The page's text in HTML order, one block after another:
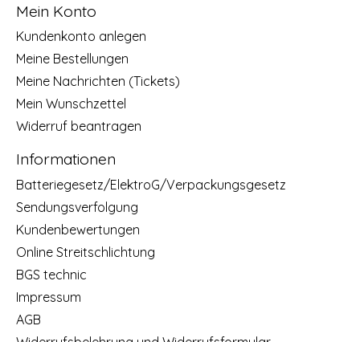
Mein Konto
Kundenkonto anlegen
Meine Bestellungen
Meine Nachrichten (Tickets)
Mein Wunschzettel
Widerruf beantragen
Informationen
Batteriegesetz/ElektroG/Verpackungsgesetz
Sendungsverfolgung
Kundenbewertungen
Online Streitschlichtung
BGS technic
Impressum
AGB